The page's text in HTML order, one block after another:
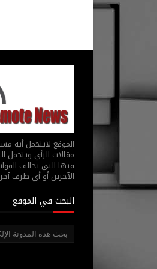
الموقع لايتحمل أية
مقالات الرأي ويتحمل
فيها التي تخالف
الآخرين أو أي طرف
البحث في الموقع